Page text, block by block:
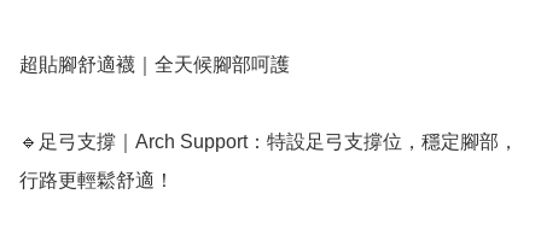
超貼腳舒適襪｜全天候腳部呵護
🔹足弓支撐｜Arch Support：特設足弓支撐位，穩定腳部，
行路更輕鬆舒適！